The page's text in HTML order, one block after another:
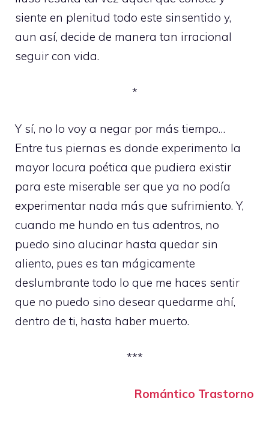
siente en plenitud todo este sinsentido y,
aun así, decide de manera tan irracional
seguir con vida.
*
Y sí, no lo voy a negar por más tiempo…
Entre tus piernas es donde experimento la
mayor locura poética que pudiera existir
para este miserable ser que ya no podía
experimentar nada más que sufrimiento. Y,
cuando me hundo en tus adentros, no
puedo sino alucinar hasta quedar sin
aliento, pues es tan mágicamente
deslumbrante todo lo que me haces sentir
que no puedo sino desear quedarme ahí,
dentro de ti, hasta haber muerto.
***
Romántico Trastorno